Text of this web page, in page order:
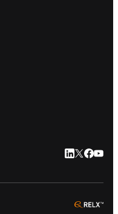
LinkedIn se
Twitter se